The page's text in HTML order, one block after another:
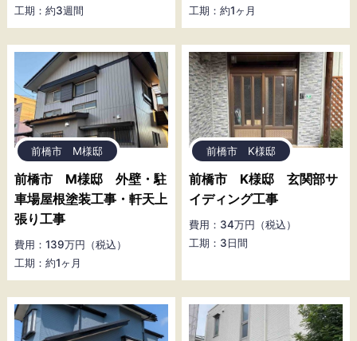
工期：約3週間
工期：約1ヶ月
前橋市 M様邸
前橋市 M様邸 外壁・駐
車場屋根塗装工事・軒天上
張り工事
費用：139万円（税込）
工期：約1ヶ月
前橋市 K様邸
前橋市 K様邸 玄関部サ
イディング工事
費用：34万円（税込）
工期：3日間